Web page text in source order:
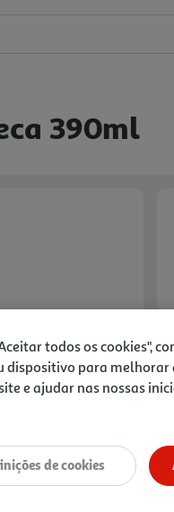
390ml
todos os cookies",
dispositivo para
e ajudar nas nossas
de cookies